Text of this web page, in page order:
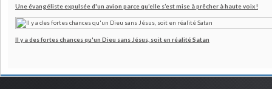
Une évangéliste expulsée d'un avion parce qu’elle s’est mise à prêcher à haute voix !
Il y a des fortes chances qu'un Dieu sans Jésus, soit en réalité Satan